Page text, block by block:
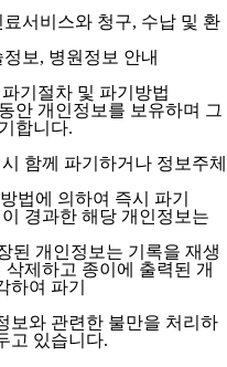
서비스와 청구, 수납 및 환
보, 병원정보 안내
기절차 및 파기방법
안 개인정보를 보유하며 그
합니다.
함께 파기하거나 정보주체
법에 의하여 즉시 파기
경과한 해당 개인정보는
된 개인정보는 기록을 재생
제하고 종이에 출력된 개
하여 파기
보와 관련한 불만을 처리하
고 있습니다.